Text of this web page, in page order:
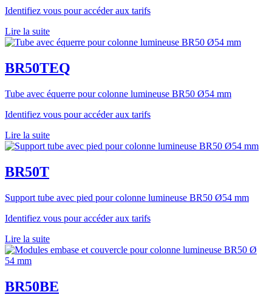
Identifiez vous pour accéder aux tarifs
Lire la suite
BR50TEQ
Tube avec équerre pour colonne lumineuse BR50 Ø54 mm
Identifiez vous pour accéder aux tarifs
Lire la suite
BR50T
Support tube avec pied pour colonne lumineuse BR50 Ø54 mm
Identifiez vous pour accéder aux tarifs
Lire la suite
BR50BE